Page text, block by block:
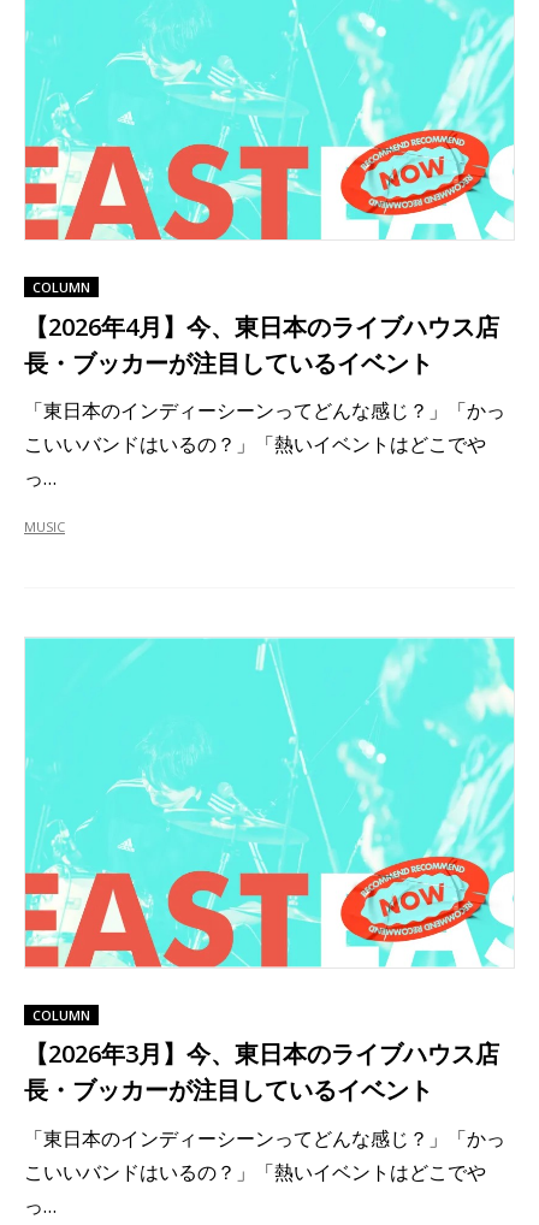
COLUMN
【2026年4月】今、東日本のライブハウス店
長・ブッカーが注目しているイベント
「東日本のインディーシーンってどんな感じ？」「かっ
こいいバンドはいるの？」「熱いイベントはどこでや
っ…
MUSIC
COLUMN
【2026年3月】今、東日本のライブハウス店
長・ブッカーが注目しているイベント
「東日本のインディーシーンってどんな感じ？」「かっ
こいいバンドはいるの？」「熱いイベントはどこでや
っ…